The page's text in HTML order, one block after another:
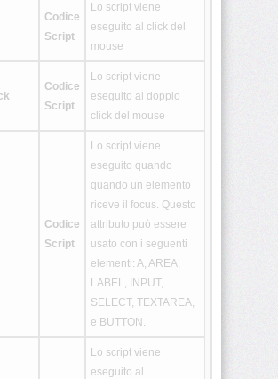
Codice
Script
Lo script viene
eseguito al click del
mouse
Codice
Script
Lo script viene
eseguito al doppio
click del mouse
Codice
Script
Lo script viene
eseguito quando
quando un elemento
riceve il focus. Questo
attributo può essere
usato con i seguenti
elementi: A, AREA,
LABEL, INPUT,
SELECT, TEXTAREA,
e BUTTON.
Lo script viene
eseguito al